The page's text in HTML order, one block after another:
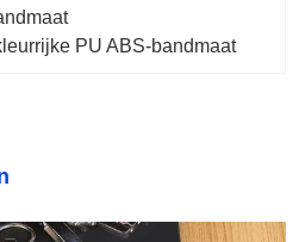
PU ABS-bandmaat